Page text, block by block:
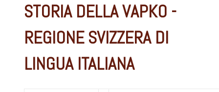
STORIA DELLA VAPKO -
REGIONE SVIZZERA DI
LINGUA ITALIANA